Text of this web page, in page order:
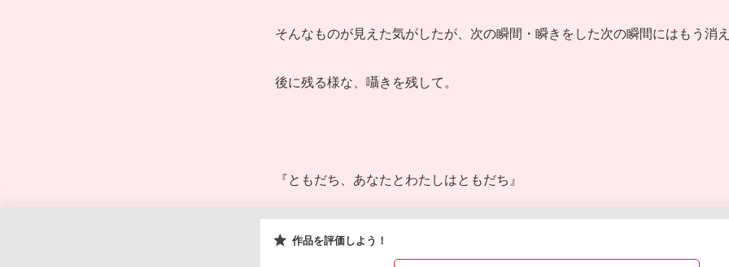
そんなものが見えた気がしたが、次の瞬間・瞬きをした次の瞬間にはもう消え
後に残る様な、囁きを残して。
『ともだち、あなたとわたしはともだち』
作品を評価しよう！